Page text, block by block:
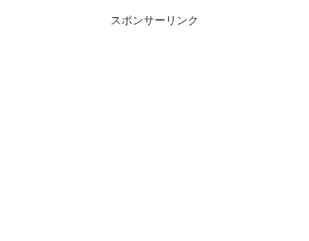
スポンサーリンク